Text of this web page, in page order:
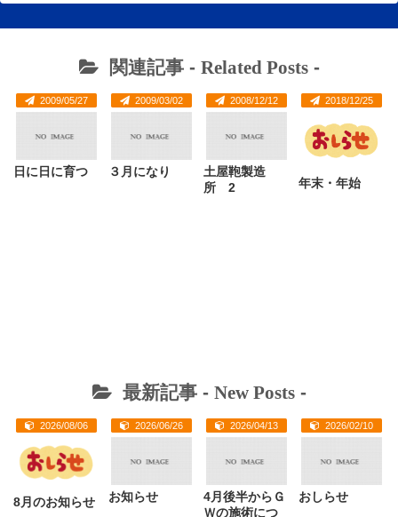
関連記事 - Related Posts-
2009/05/27
日に日に育つ
2009/03/02
３月になり
2008/12/12
土屋鞄製造
所 2
2018/12/25
年末・年始
最新記事 - New Posts-
2026/08/06
8月のお知らせ
2026/06/26
お知らせ
2026/04/13
4月後半からＧ
Ｗの施術につ
2026/02/10
おしらせ